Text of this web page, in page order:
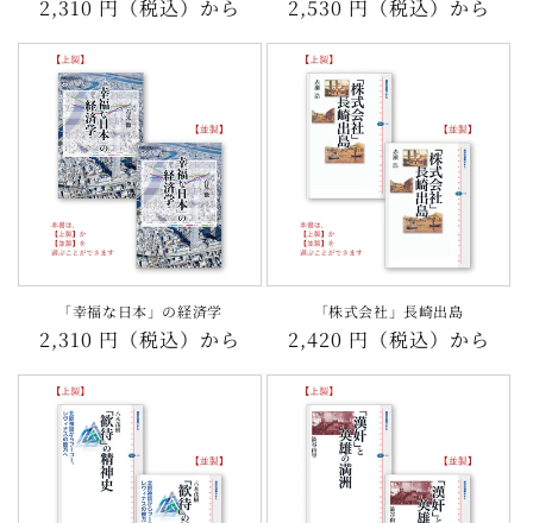
通
常
価
格
2,310 円（税込）から
通
常
価
2,530 円（税込）から
「幸福な日本」の経済学
通
常
価
2,310 円（税込）から
「株式会社」長崎出島
通
常
価
2,420 円（税込）から